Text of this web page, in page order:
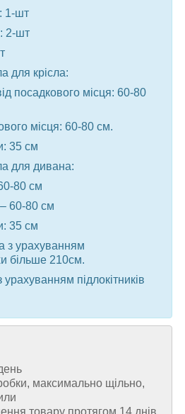
1-шт
2-шт
для крісла:
посадкового місця: 60-80
місця: 60-80 см.
35 см
для дивана:
80 см
60-80 см
35 см
з урахуванням
більше 210см.
підлокітників
максимально щільно,
товару протягом 14 днів